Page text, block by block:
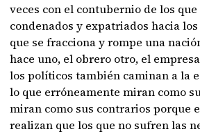
veces con el contubernio de los
condenados y expatriados hacia
que se fracciona y rompe una
hace uno, el obrero otro, el
los políticos también caminan a la
lo que erróneamente miran como
miran como sus contrarios porque
realizan que los que no sufren las